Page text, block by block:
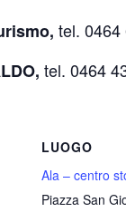
tel. 0464
tel. 0464
LUOGO
Ala – centro
Piazza San